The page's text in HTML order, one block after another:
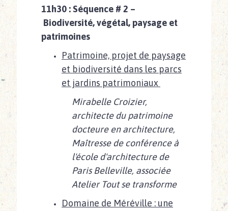
11h30 : Séquence # 2 –
Biodiversité, végétal, paysage et
patrimoines
Patrimoine, projet de paysage
et biodiversité dans les parcs
et jardins patrimoniaux
Mirabelle Croizier,
architecte du patrimoine
docteure en architecture,
Maîtresse de conférence à
l'école d'architecture de
Paris Belleville, associée
Atelier Tout se transforme
Domaine de Méréville : une